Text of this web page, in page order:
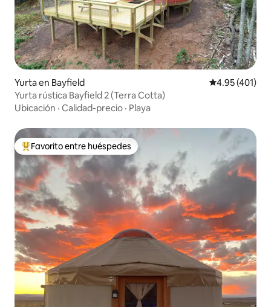
Yurta en Bayfield Calificación
4.95 (401)
Yurta rústica Bayfield 2 (Terra Cotta)
Ubicación · Calidad-precio · Playa
Favorito entre huéspedes preferido
Favorito entre huéspedes